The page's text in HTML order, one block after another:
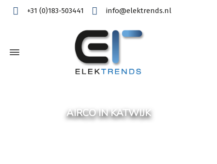
+31 (0)183-503441 info@elektrends.nl
AIRCO IN KATWIJK